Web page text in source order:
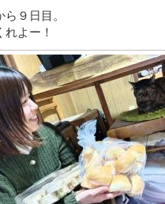
９日目。
よー！